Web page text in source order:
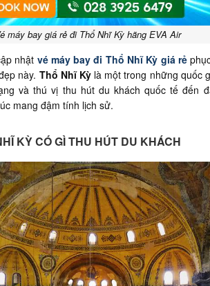
máy bay giá rẻ đi Thổ Nhĩ Kỳ hãng EVA Air
nhật vé máy bay đi Thổ Nhĩ Kỳ giá rẻ
này. Thổ Nhĩ Kỳlà một trong những quốc
và thú vị thu hút du khách quốc tế đến
mang đậm tính lịch sử.
KỲ CÓ GÌ THU HÚT DU KHÁCH